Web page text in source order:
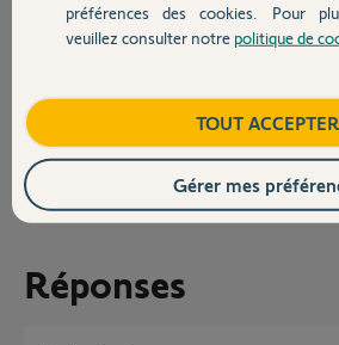
Contact
Bonne soirée.
il y a plus de 4 ans
Participer au fil de
Réponses
préférences des cookies. Pour
veuillez consulter notre politique de
TOUT ACCEPTER
Gérer mes